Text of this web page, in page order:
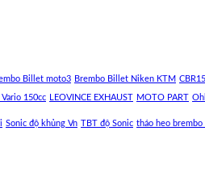
Billet moto3 Brembo Billet Niken KTM
Vario 150cc LEOVINCE EXHAUST MOTO PART
Sonic độ khủng Vn TBT độ Sonic tháo heo